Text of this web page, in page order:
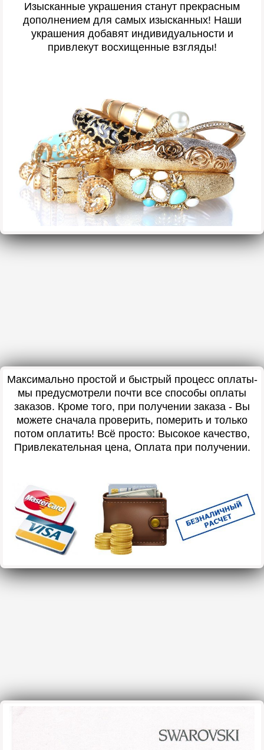
Изысканные украшения станут прекрасным
дополнением для самых изысканных! Наши
украшения добавят индивидуальности и
привлекут восхищенные взгляды!
Максимально простой и быстрый процесс оплаты-
мы предусмотрели почти все способы оплаты
заказов. Кроме того, при получении заказа - Вы
можете сначала проверить, померить и только
потом оплатить! Всё просто: Высокое качество,
Привлекательная цена, Оплата при получении.